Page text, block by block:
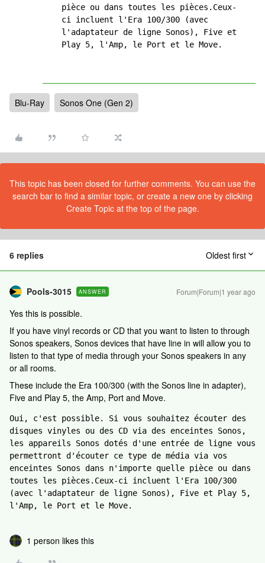
pièce ou dans toutes les pièces.Ceux-
ci incluent l'Era 100/300 (avec
l'adaptateur de ligne Sonos), Five et
Play 5, l'Amp, le Port et le Move.
Blu-Ray Sonos One (Gen 2)
This topic has been closed for further comments. You can use the
search bar to find a similar topic, or create a new one by clicking
Create Topic at the top of the page.
6 replies Oldest first
Pools-3015 ANSWER Forum|Forum|1 year ago
Yes this is possible.
If you have vinyl records or CD that you want to listen to through
Sonos speakers, Sonos devices that have line in will allow you to
listen to that type of media through your Sonos speakers in any
or all rooms.
These include the Era 100/300 (with the Sonos line in adapter),
Five and Play 5, the Amp, Port and Move.
Oui, c'est possible. Si vous souhaitez écouter des
disques vinyles ou des CD via des enceintes Sonos,
les appareils Sonos dotés d'une entrée de ligne vous
permettront d'écouter ce type de média via vos
enceintes Sonos dans n'importe quelle pièce ou dans
toutes les pièces.Ceux-ci incluent l'Era 100/300
(avec l'adaptateur de ligne Sonos), Five et Play 5,
l'Amp, le Port et le Move.
1 person likes this